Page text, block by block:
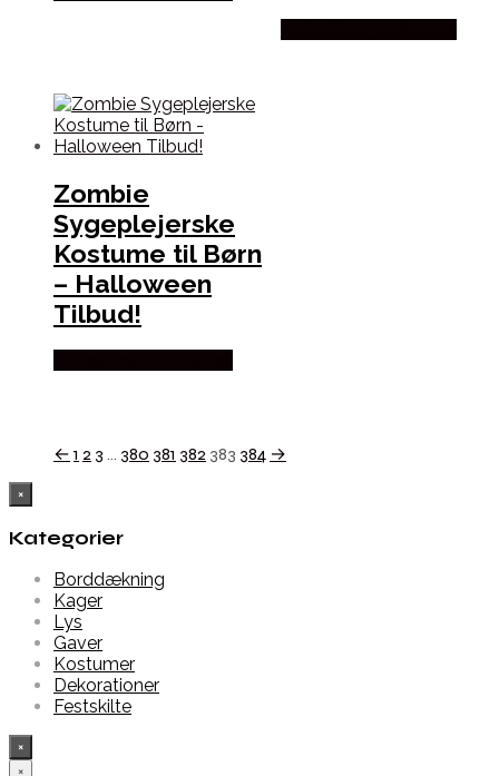
Zombie
Sygeplejerske
Kostume til Børn
– Halloween
Tilbud!
← 1 2 3 … 380 381 382 383 384 →
×
Kategorier
Borddækning
Kager
Lys
Gaver
Kostumer
Dekorationer
Festskilte
×
×